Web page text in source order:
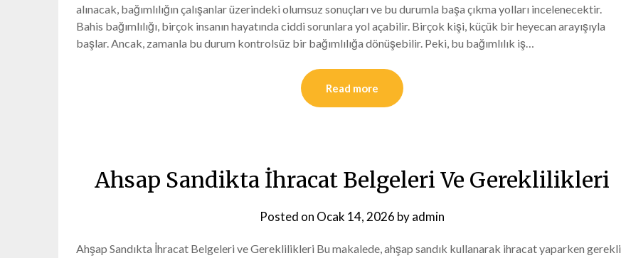
alınacak, bağımlılığın çalışanlar üzerindeki olumsuz sonuçları ve bu durumla başa çıkma yolları incelenecektir.
Bahis bağımlılığı, birçok insanın hayatında ciddi sorunlara yol açabilir. Birçok kişi, küçük bir heyecan arayışıyla
başlar. Ancak, zamanla bu durum kontrolsüz bir bağımlılığa dönüşebilir. Peki, bu bağımlılık iş…
Read more
Ahsap Sandikta İhracat Belgeleri Ve Gereklilikleri
Posted on Ocak 14, 2026 byadmin
Ahşap Sandıkta İhracat Belgeleri ve Gereklilikleri Bu makalede, ahşap sandık kullanarak ihracat yaparken gerekli